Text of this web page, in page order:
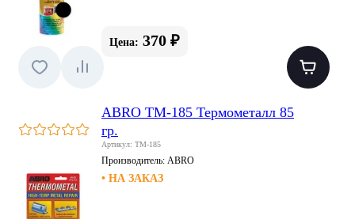
Цена: 370 ₽
ABRO TM-185 Термометалл 85
гр.
Артикул: TM-185
Производитель: ABRO
• НА ЗАКАЗ